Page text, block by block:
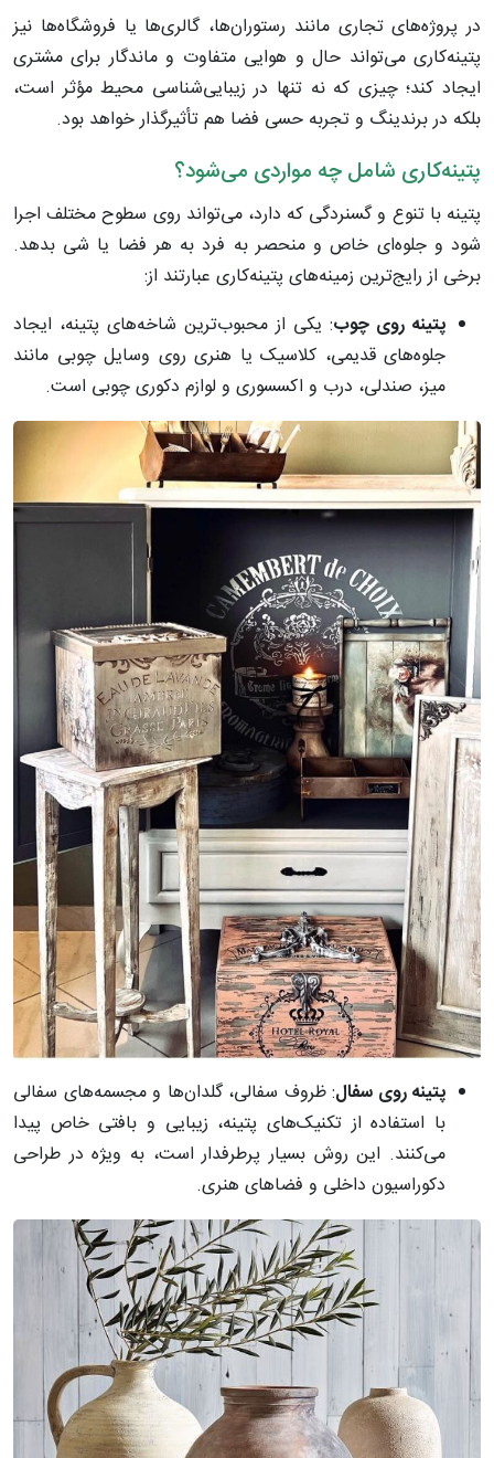
در پروژه‌های تجاری مانند رستوران‌ها، گالری‌ها یا فروشگاه‌ها نیز
پتینه‌کاری می‌تواند حال و هوایی متفاوت و ماندگار برای مشتری
ایجاد کند؛ چیزی که نه تنها در زیبایی‌شناسی محیط مؤثر است،
بلکه در برندینگ و تجربه حسی فضا هم تأثیرگذار خواهد بود.
پتینه‌کاری شامل چه مواردی می‌شود؟
پتینه با تنوع و گسنردگی که دارد، می‌تواند روی سطوح مختلف اجرا
شود و جلوه‌ای خاص و منحصر به فرد به هر فضا یا شی بدهد.
برخی از رایج‌ترین زمینه‌های پتینه‌کاری عبارتند از:
پتینه روی چوب: یکی از محبوب‌ترین شاخه‌های پتینه، ایجاد
جلوه‌های قدیمی، کلاسیک یا هنری روی وسایل چوبی مانند
میز، صندلی، درب و اکسسوری و لوازم دکوری چوبی است.
پتینه روی سفال: ظروف سفالی، گلدان‌ها و مجسمه‌های سفالی
با استفاده از تکنیک‌های پتینه، زیبایی و بافتی خاص پیدا
می‌کنند. این روش بسیار پرطرفدار است، به ویژه در طراحی
دکوراسیون داخلی و فضاهای هنری.